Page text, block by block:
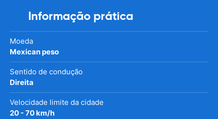
Informação prática
Moeda
Mexican peso
Sentido de condução
Direita
Velocidade limite da cidade
20 - 70 km/h